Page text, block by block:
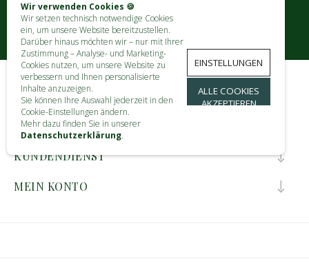
Wir verwenden Cookies 🍪
Wir setzen technisch notwendige Cookies
ein, um unsere Website bereitzustellen.
Darüber hinaus möchten wir – nur mit Ihrer
Zustimmung – Analyse- und Marketing-
Cookies nutzen, um unsere Website zu
verbessern und Ihnen personalisierte
Inhalte anzuzeigen.
Sie können Ihre Auswahl jederzeit in den
Cookie-Einstellungen ändern.
Mehr dazu finden Sie in unserer
Datenschutzerklärung.
EINSTELLUNGEN
ALLE COOKIES
AKZEPTIEREN
KONTAKT
INFORMATIONEN
KUNDENDIENST
MEIN KONTO